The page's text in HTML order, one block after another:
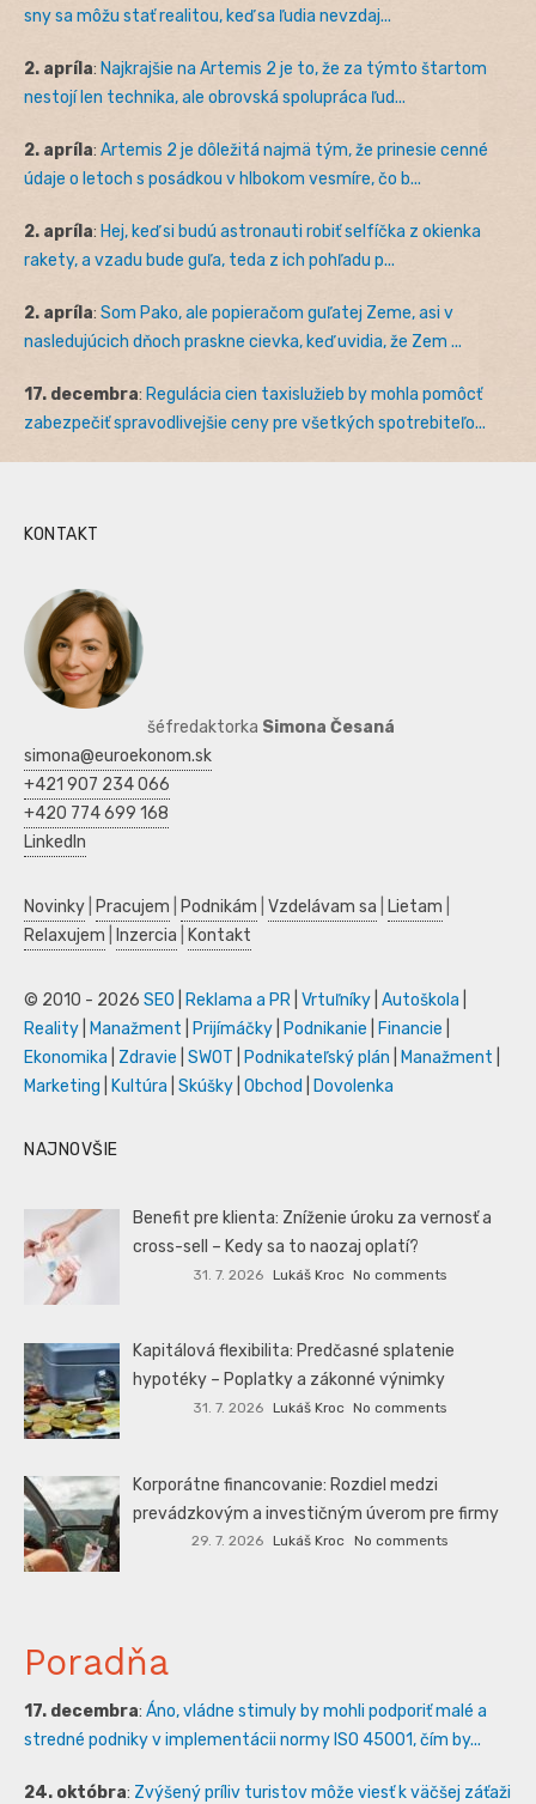
sny sa môžu stať realitou, keď sa ľudia nevzdaj...
2. apríla: Najkrajšie na Artemis 2 je to, že za týmto štartom
nestojí len technika, ale obrovská spolupráca ľud...
2. apríla: Artemis 2 je dôležitá najmä tým, že prinesie cenné
údaje o letoch s posádkou v hlbokom vesmíre, čo b...
2. apríla: Hej, keď si budú astronauti robiť selfíčka z okienka
rakety, a vzadu bude guľa, teda z ich pohľadu p...
2. apríla: Som Pako, ale popieračom guľatej Zeme, asi v
nasledujúcich dňoch praskne cievka, keď uvidia, že Zem ...
17. decembra: Regulácia cien taxislužieb by mohla pomôcť
zabezpečiť spravodlivejšie ceny pre všetkých spotrebiteľo...
KONTAKT
šéfredaktorka Simona Česaná
simona@euroekonom.sk
+421 907 234 066
+420 774 699 168
LinkedIn
Novinky Pracujem Podnikám Vzdelávam sa Lietam
Relaxujem
Inzercia Kontakt
© 2010 - 2026 SEO Reklama a PR Vrtuľníky Autoškola
Reality
Manažment Prijímáčky Podnikanie Financie
Ekonomika
Zdravie SWOT Podnikateľský plán Manažment
Marketing
Kultúra Skúšky Obchod Dovolenka
NAJNOVŠIE
Benefit pre klienta: Zníženie úroku za vernosť a
cross-sell – Kedy sa to naozaj oplatí?
31. 7. 2026 Lukáš Kroc No comments
Kapitálová flexibilita: Predčasné splatenie
hypotéky – Poplatky a zákonné výnimky
31. 7. 2026 Lukáš Kroc No comments
Korporátne financovanie: Rozdiel medzi
prevádzkovým a investičným úverom pre firmy
29. 7. 2026 Lukáš Kroc No comments
Poradňa
17. decembra: Áno, vládne stimuly by mohli podporiť malé a
stredné podniky v implementácii normy ISO 45001, čím by...
24. októbra: Zvýšený príliv turistov môže viesť k väčšej záťaži